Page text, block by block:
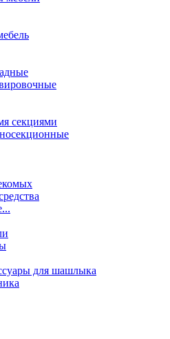
секциями
для шашлыка